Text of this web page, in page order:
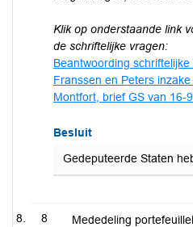
Klik op onderstaande link
de schriftelijke vragen:
Beantwoording
Franssen en Peters
Montfort, brief GS van 16-
Besluit
Gedeputeerde Staten
8
Mededeling